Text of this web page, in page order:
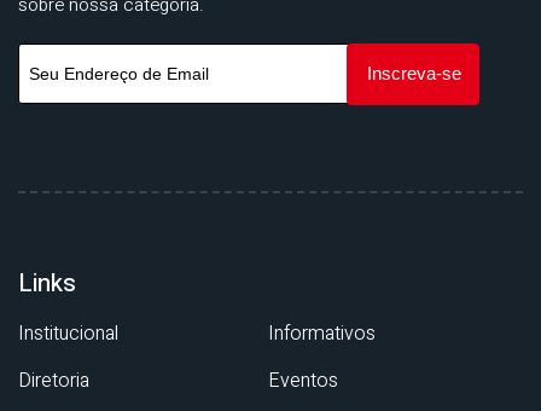
Links
Institucional
Diretoria
Informativos
Eventos